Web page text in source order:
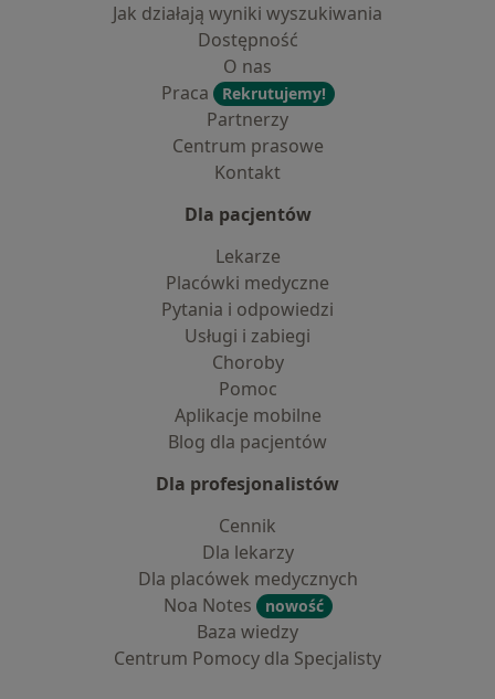
Jak działają wyniki wyszukiwania
Dostępność
O nas
Praca
Rekrutujemy!
Partnerzy
Centrum prasowe
Kontakt
Dla pacjentów
Lekarze
Placówki medyczne
Pytania i odpowiedzi
Usługi i zabiegi
Choroby
Pomoc
Aplikacje mobilne
Blog dla pacjentów
Dla profesjonalistów
Cennik
Dla lekarzy
Dla placówek medycznych
Noa Notes
nowość
Baza wiedzy
Centrum Pomocy dla Specjalisty